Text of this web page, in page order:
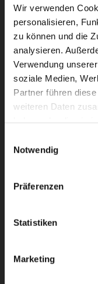
Wir verwenden
personalisieren,
zu können und die
analysieren.
Verwendung
soziale Medien,
Partner führen
weiteren Daten
Notwendig
Präferenzen
Statistiken
Marketing
Dies